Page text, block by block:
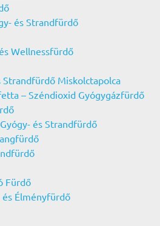
és Strandfürdő
Wellnessfürdő
Strandfürdő Miskolctapolca
– Széndioxid Gyógygázfürdő
és Strandfürdő
Fürdő
és Élményfürdő